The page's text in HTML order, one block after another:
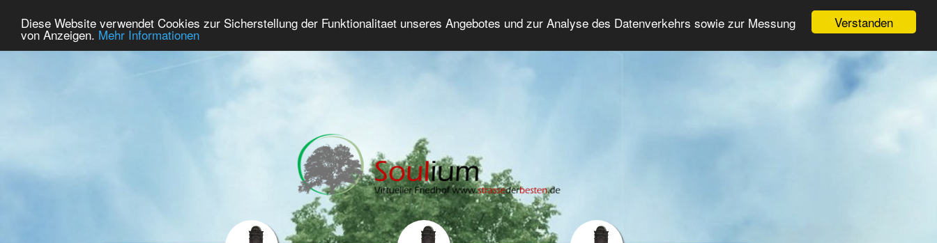
Verstanden
Diese Website verwendet Cookies zur Sicherstellung der Funktionalitaet unseres Angebotes und zur Analyse des Datenverkehrs sowie zur Messung
von Anzeigen. Mehr Informationen
Home Premium Gedenken Trauerforum Erweiterte Suche Anmelden